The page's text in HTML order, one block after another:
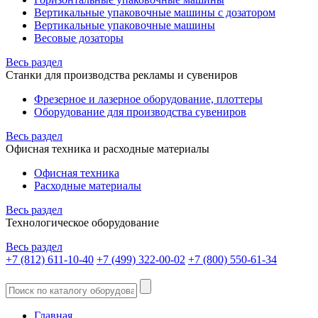
Вертикальные упаковочные машины с дозатором
Вертикальные упаковочные машины
Весовые дозаторы
Весь раздел
Станки для производства рекламы и сувениров
Фрезерное и лазерное оборудование, плоттеры
Оборудование для производства сувениров
Весь раздел
Офисная техника и расходные материалы
Офисная техника
Расходные материалы
Весь раздел
Технологическое оборудование
Весь раздел
+7 (812) 611-10-40 +7 (499) 322-00-02 +7 (800) 550-61-34
Главная